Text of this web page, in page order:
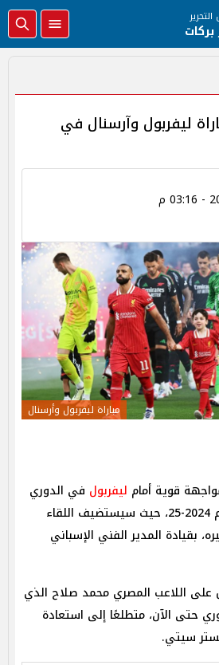
ليفربول وآرسنال في
مباراة ليفربول وأرسنال
قوية أمام ليفربول في الدوري
الإنجليزي الممتاز لموسم 2024-25، حيث سيستضيف اللقاء
بقيادة المدير الفني الإسباني
على اللاعب المصري محمد صلاح الذي
حتى الآن، متطلعًا إلى استعادة
سيتي.